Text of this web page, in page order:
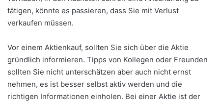
tätigen, könnte es passieren, dass Sie mit Verlust
verkaufen müssen.
Vor einem Aktienkauf, sollten Sie sich über die Aktie
gründlich informieren. Tipps von Kollegen oder Freunden
sollten Sie nicht unterschätzen aber auch nicht ernst
nehmen, es ist besser selbst aktiv werden und die
richtigen Informationen einholen. Bei einer Aktie ist der